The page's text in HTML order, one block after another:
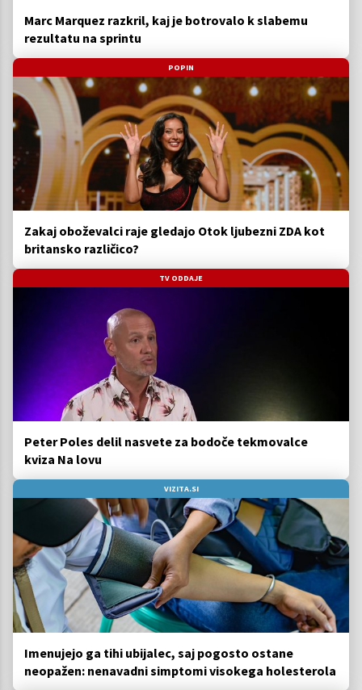
Marc Marquez razkril, kaj je botrovalo k slabemu
rezultatu na sprintu
POPIN
Zakaj oboževalci raje gledajo Otok ljubezni ZDA kot
britansko različico?
TV ODDAJE
Peter Poles delil nasvete za bodoče tekmovalce
kviza Na lovu
VIZITA.SI
Imenujejo ga tihi ubijalec, saj pogosto ostane
neopažen: nenavadni simptomi visokega holesterola